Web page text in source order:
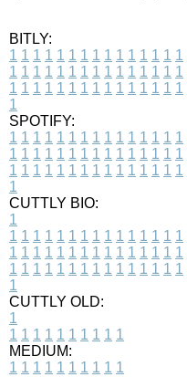
BITLY:
1 1 1 1 1 1 1 1 1 1 1 1 1 1 1
1 1 1 1 1 1 1 1 1 1 1 1 1 1 1
1 1 1 1 1 1 1 1 1 1 1 1 1 1 1
1
SPOTIFY:
1 1 1 1 1 1 1 1 1 1 1 1 1 1 1
1 1 1 1 1 1 1 1 1 1 1 1 1 1 1
1 1 1 1 1 1 1 1 1 1 1 1 1 1 1
1
CUTTLY BIO:
1
1 1 1 1 1 1 1 1 1 1 1 1 1 1 1
1 1 1 1 1 1 1 1 1 1 1 1 1 1 1
1 1 1 1 1 1 1 1 1 1 1 1 1 1 1
1
CUTTLY OLD:
1
1 1 1 1 1 1 1 1 1 1
MEDIUM:
1 1 1 1 1 1 1 1 1 1